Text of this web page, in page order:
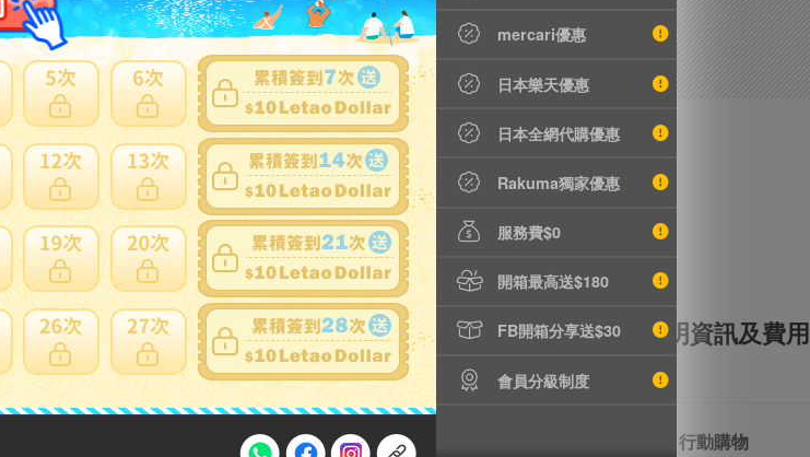
mercari優惠
日本樂天優惠
日本全網代購優惠
Rakuma獨家優惠
服務費$0
開箱最高送$180
FB開箱分享送$30
會員分級制度
返回上一頁
運送損壞全額理賠 全透明資訊及費用
行動購物